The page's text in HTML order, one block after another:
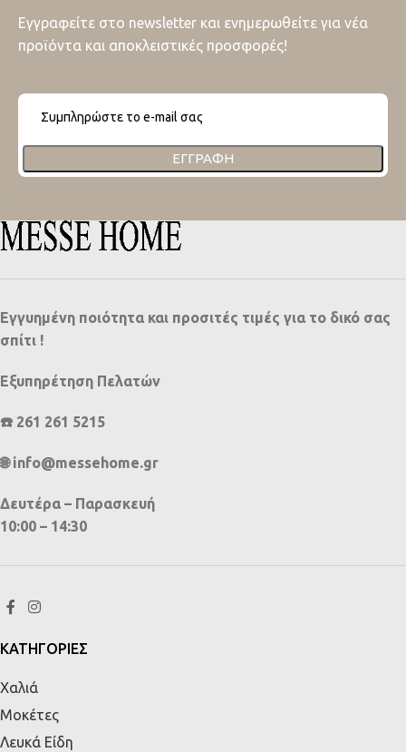
Εγγραφείτε στο newsletter και ενημερωθείτε για νέα
προϊόντα και αποκλειστικές προσφορές!
ΕΓΓΡΑΦΉ
Εγγυημένη ποιότητα και προσιτές τιμές για το δικό σας
σπίτι !
Εξυπηρέτηση Πελατών
☎️ 261 261 5215
🌐 info@messehome.gr
Δευτέρα – Παρασκευή
10:00 – 14:30
ΚΑΤΗΓΟΡΙΕΣ
Χαλιά
Μοκέτες
Λευκά Είδη